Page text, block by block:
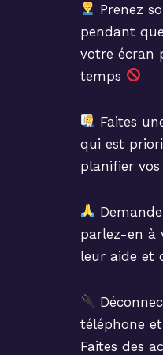
Prenez
pendant
votre écran
temps
Faites
qui est
planifier
parlez-en à
leur aide et
téléphone
Faites des